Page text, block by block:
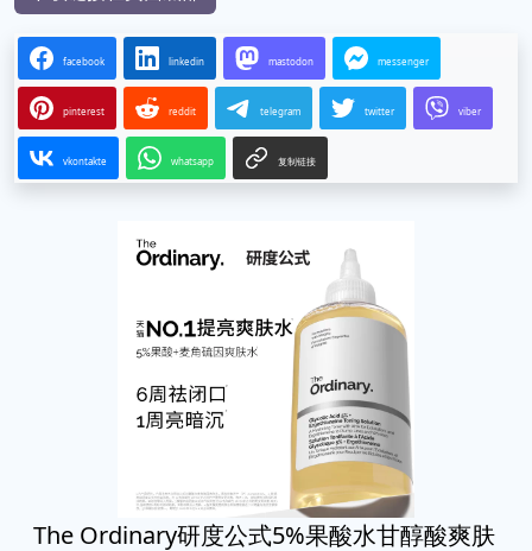
facebook linkedin mastodon messenger
pinterest reddit telegram twitter viber
vkontakte whatsapp 复制链接
The Ordinary研度公式5%果酸水甘醇酸爽肤